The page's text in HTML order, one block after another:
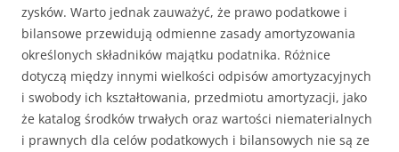
zysków. Warto jednak zauważyć, że prawo podatkowe i
bilansowe przewidują odmienne zasady amortyzowania
określonych składników majątku podatnika. Różnice
dotyczą między innymi wielkości odpisów amortyzacyjnych
i swobody ich kształtowania, przedmiotu amortyzacji, jako
że katalog środków trwałych oraz wartości niematerialnych
i prawnych dla celów podatkowych i bilansowych nie są ze